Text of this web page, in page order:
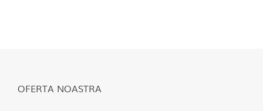
OFERTA NOASTRA